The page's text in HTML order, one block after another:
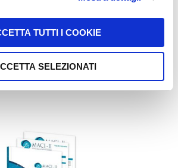
TUTTI I COOKIE
SELEZIONATI
A - Las Escalas Brown de
ejecutivas/atención